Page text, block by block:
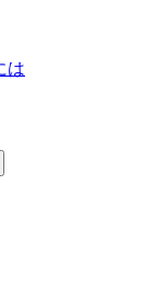
は